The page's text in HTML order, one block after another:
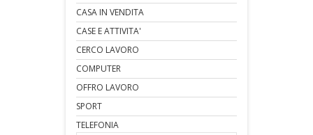
CASA IN VENDITA
CASE E ATTIVITA'
CERCO LAVORO
COMPUTER
OFFRO LAVORO
SPORT
TELEFONIA